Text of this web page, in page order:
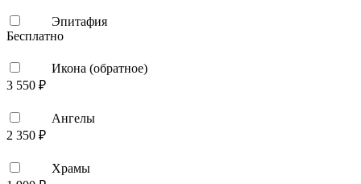
Эпитафия
Бесплатно
Икона (обратное)
3 550 ₽
Ангелы
2 350 ₽
Храмы